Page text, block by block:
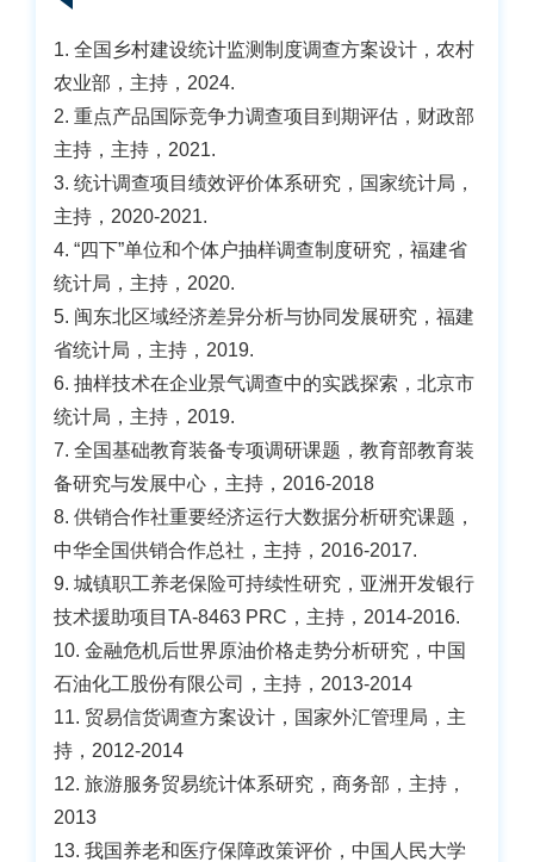
1. 全国乡村建设统计监测制度调查方案设计，农村
农业部，主持，2024.
2. 重点产品国际竞争力调查项目到期评估，财政部
主持，主持，2021.
3. 统计调查项目绩效评价体系研究，国家统计局，
主持，2020-2021.
4. “四下”单位和个体户抽样调查制度研究，福建省
统计局，主持，2020.
5. 闽东北区域经济差异分析与协同发展研究，福建
省统计局，主持，2019.
6. 抽样技术在企业景气调查中的实践探索，北京市
统计局，主持，2019.
7. 全国基础教育装备专项调研课题，教育部教育装
备研究与发展中心，主持，2016-2018
8. 供销合作社重要经济运行大数据分析研究课题，
中华全国供销合作总社，主持，2016-2017.
9. 城镇职工养老保险可持续性研究，亚洲开发银行
技术援助项目TA-8463 PRC，主持，2014-2016.
10. 金融危机后世界原油价格走势分析研究，中国
石油化工股份有限公司，主持，2013-2014
11. 贸易信货调查方案设计，国家外汇管理局，主
持，2012-2014
12. 旅游服务贸易统计体系研究，商务部，主持，
2013
13. 我国养老和医疗保障政策评价，中国人民大学